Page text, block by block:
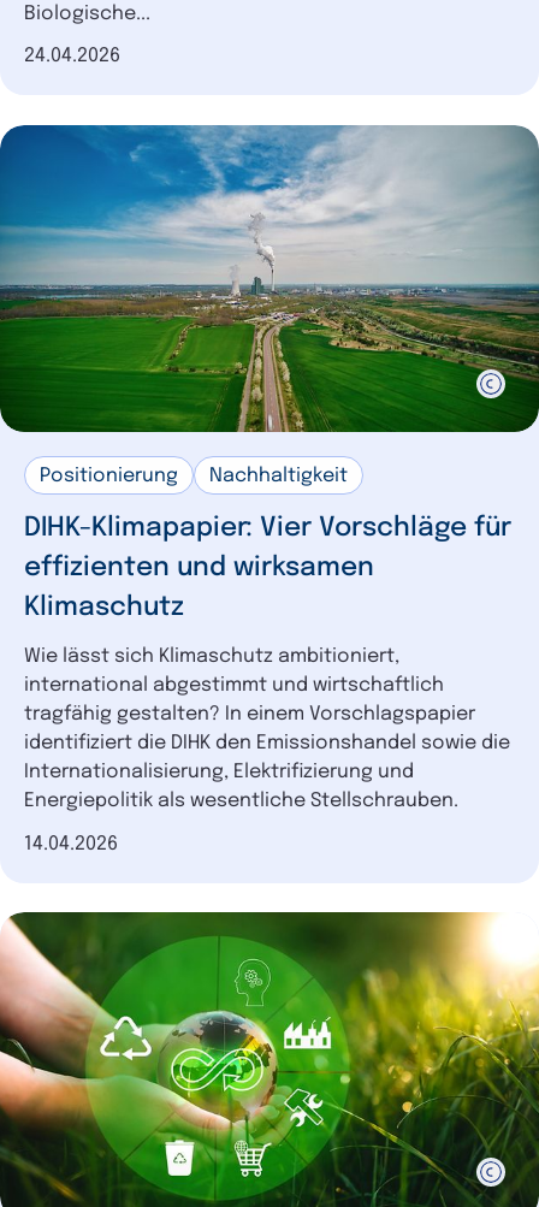
Biologische...
Datum der Veröffentlichung
24.04.2026
Positionierung Nachhaltigkeit
DIHK-Klimapapier: Vier Vorschläge für
effizienten und wirksamen
Klimaschutz
Wie lässt sich Klimaschutz ambitioniert,
international abgestimmt und wirtschaftlich
tragfähig gestalten? In einem Vorschlagspapier
identifiziert die DIHK den Emissionshandel sowie die
Internationalisierung, Elektrifizierung und
Energiepolitik als wesentliche Stellschrauben.
Datum der Veröffentlichung
14.04.2026